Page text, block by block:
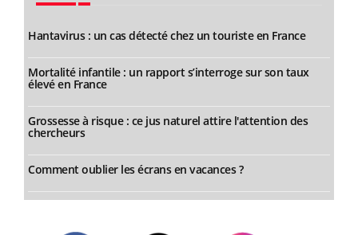
Hantavirus : un cas détecté chez un touriste en France
Mortalité infantile : un rapport s’interroge sur son taux
élevé en France
Grossesse à risque : ce jus naturel attire l'attention des
chercheurs
Comment oublier les écrans en vacances ?